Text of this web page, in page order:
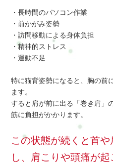
・長時間のパソコン作業
・前かがみ姿勢
・訪問移動による身体負担
・精神的ストレス
・運動不足
特に猫背姿勢になると、胸の前
ます。
すると肩が前に出る「巻き肩」
筋に負担がかかります。
この状態が続くと首
し、肩こりや頭痛が起